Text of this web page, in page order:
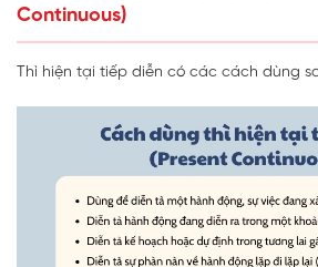
Continuous)
Thì hiện tại tiếp diễn có các cách dùng